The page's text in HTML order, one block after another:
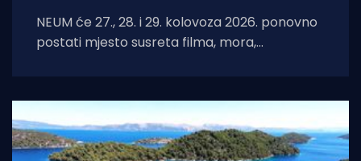
NEUM će 27., 28. i 29. kolovoza 2026. ponovno
postati mjesto susreta filma, mora,